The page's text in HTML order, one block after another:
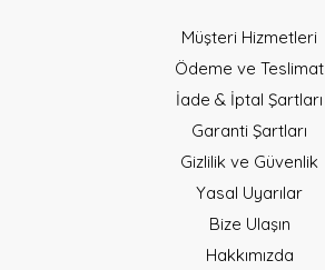
Müşteri Hizmetleri
Ödeme ve Teslimat
İade & İptal Şartları
Garanti Şartları
Gizlilik ve Güvenlik
Yasal Uyarılar
Bize Ulaşın
Hakkımızda